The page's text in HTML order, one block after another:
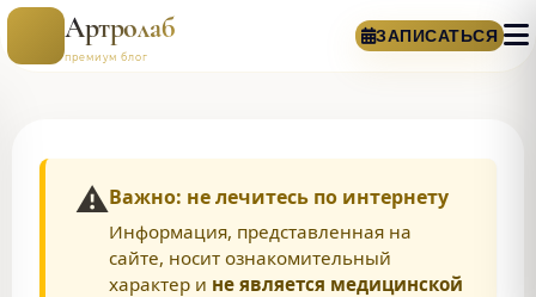
Артролаб
премиум блог
ЗАПИСАТЬСЯ
⚠️Важно: не лечитесь по интернету
Информация, представленная на
сайте, носит ознакомительный
характер и не является медицинской